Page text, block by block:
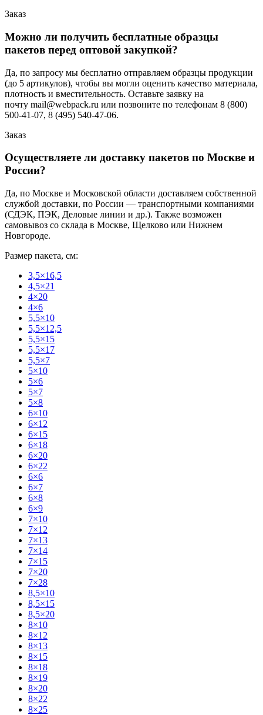
Заказ
Можно ли получить бесплатные образцы
пакетов перед оптовой закупкой?
Да, по запросу мы бесплатно отправляем образцы продукции
(до 5 артикулов), чтобы вы могли оценить качество материала,
плотность и вместительность. Оставьте заявку на
почту mail@webpack.ru или позвоните по телефонам 8 (800)
500-41-07, 8 (495) 540-47-06.
Заказ
Осуществляете ли доставку пакетов по Москве и
России?
Да, по Москве и Московской области доставляем собственной
службой доставки, по России — транспортными компаниями
(СДЭК, ПЭК, Деловые линии и др.). Также возможен
самовывоз со склада в Москве, Щелково или Нижнем
Новгороде.
Размер пакета, см:
3,5×16,5
4,5×21
4×20
4×6
5,5×10
5,5×12,5
5,5×15
5,5×17
5,5×7
5×10
5×6
5×7
5×8
6×10
6×12
6×15
6×18
6×20
6×22
6×6
6×7
6×8
6×9
7×10
7×12
7×13
7×14
7×15
7×20
7×28
8,5×10
8,5×15
8,5×20
8×10
8×12
8×13
8×15
8×18
8×19
8×20
8×22
8×25